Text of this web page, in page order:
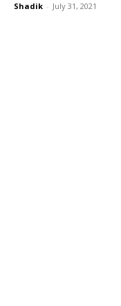
Shadik - July 31, 2021